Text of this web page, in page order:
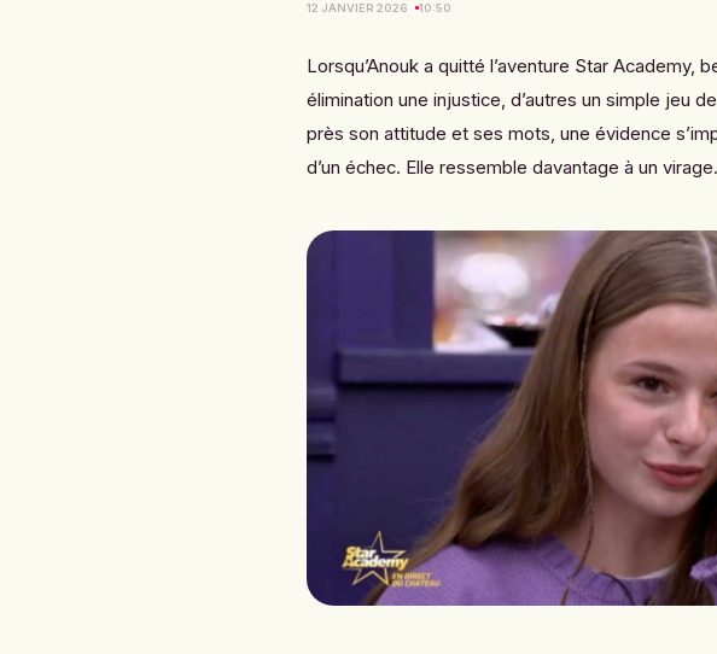
12 JANVIER 2026 10:50
Lorsqu’Anouk a quitté l’aventure Star Academy,
élimination une injustice, d’autres un simple jeu
près son attitude et ses mots, une évidence
d’un échec. Elle ressemble davantage à un virage.